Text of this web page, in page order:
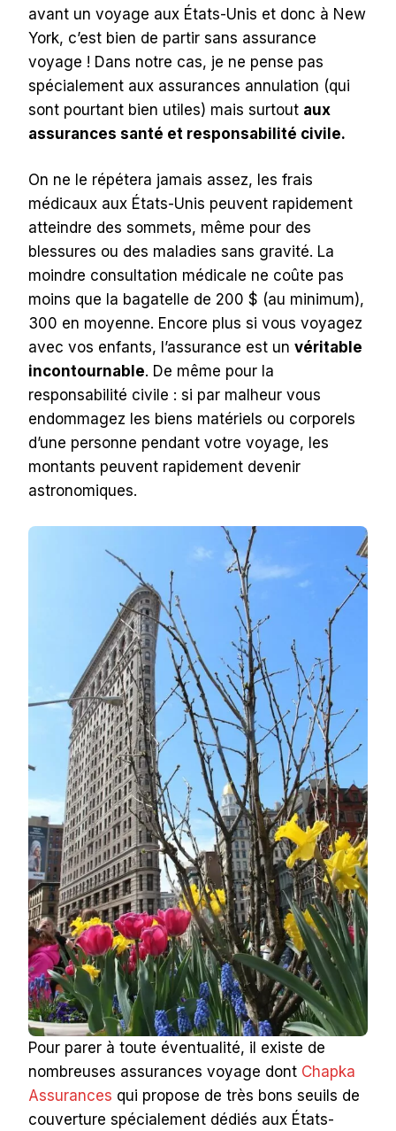
avant un voyage aux États-Unis et donc à New
York, c’est bien de partir sans assurance
voyage ! Dans notre cas, je ne pense pas
spécialement aux assurances annulation (qui
sont pourtant bien utiles) mais surtout aux
assurances santé et responsabilité civile.
On ne le répétera jamais assez, les frais
médicaux aux États-Unis peuvent rapidement
atteindre des sommets, même pour des
blessures ou des maladies sans gravité. La
moindre consultation médicale ne coûte pas
moins que la bagatelle de 200 $ (au minimum),
300 en moyenne. Encore plus si vous voyagez
avec vos enfants, l’assurance est un véritable
incontournable. De même pour la
responsabilité civile : si par malheur vous
endommagez les biens matériels ou corporels
d’une personne pendant votre voyage, les
montants peuvent rapidement devenir
astronomiques.
Pour parer à toute éventualité, il existe de
nombreuses assurances voyage dont Chapka
Assurances qui propose de très bons seuils de
couverture spécialement dédiés aux États-